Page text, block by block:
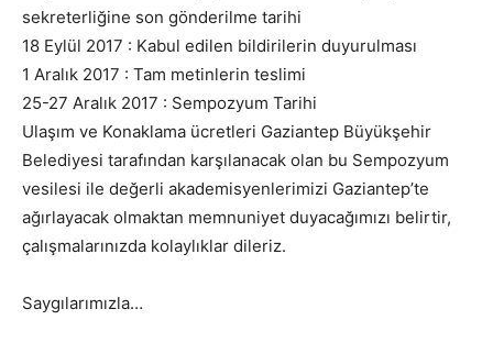
sekreterliğine son gönderilme tarihi
18 Eylül 2017 : Kabul edilen bildirilerin duyurulması
1 Aralık 2017 : Tam metinlerin teslimi
25-27 Aralık 2017 : Sempozyum Tarihi
Ulaşım ve Konaklama ücretleri Gaziantep Büyükşehir
Belediyesi tarafından karşılanacak olan bu Sempozyum
vesilesi ile değerli akademisyenlerimizi Gaziantep’te
ağırlayacak olmaktan memnuniyet duyacağımızı belirtir,
çalışmalarınızda kolaylıklar dileriz.
Saygılarımızla…